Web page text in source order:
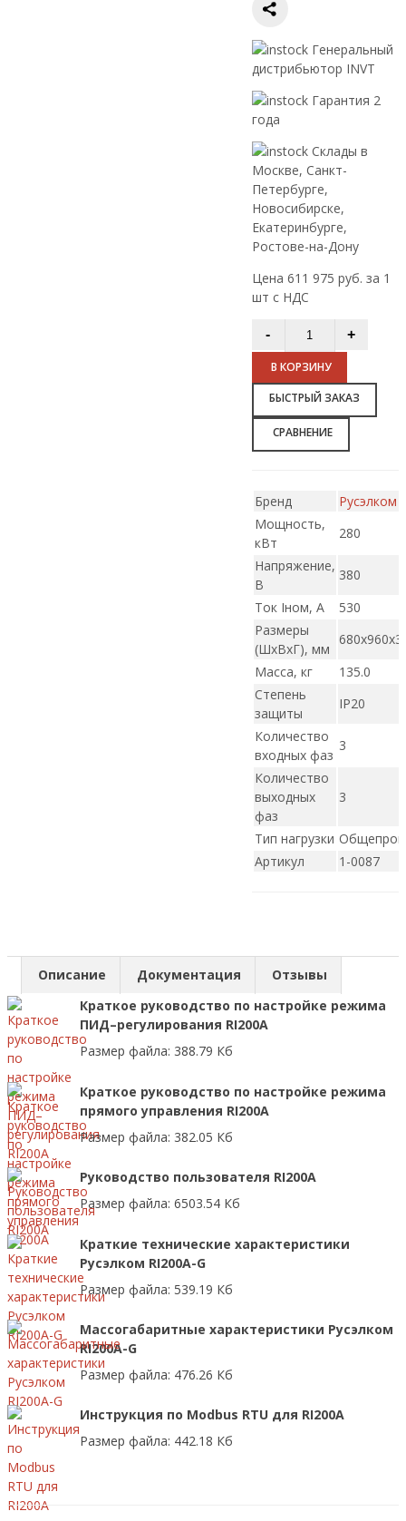
Генеральный
дистрибьютор INVT
Гарантия 2
года
Склады в
Москве, Санкт-
Петербурге,
Новосибирске,
Екатеринбурге,
Ростове-на-Дону
Цена 611 975 руб. за 1
шт с НДС
В КОРЗИНУ
БЫСТРЫЙ ЗАКАЗ
СРАВНЕНИЕ
Бренд
Русэлком
Мощность,
кВт
280
Напряжение,
В
380
Ток Iном, А
530
Размеры
(ШxВxГ), мм
Масса, кг
135.0
Степень
защиты
IP20
Количество
входных фаз
3
Количество
выходных
фаз
3
Тип нагрузки Общепром
Артикул
1-0087
Описание Документация
Отзывы
Краткое руководство по настройке режима
ПИД–регулирования RI200A
Размер файла: 388.79 Кб
Краткое руководство по настройке режима
прямого управления RI200A
Размер файла: 382.05 Кб
Руководство пользователя RI200A
Размер файла: 6503.54 Кб
Краткие технические характеристики
Русэлком RI200A-G
Размер файла: 539.19 Кб
Массогабаритные характеристики Русэлком
RI200A-G
Размер файла: 476.26 Кб
Инструкция по Modbus RTU для RI200A
Размер файла: 442.18 Кб